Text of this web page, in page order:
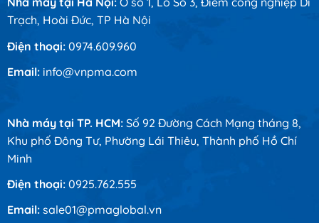
Trạch, Hoài Đức, TP Hà Nội
Điện thoại: 0974.609.960
Email:info@vnpma.com
Nhà máy tại TP. HCM:Số 92 Đường Cách Mạng tháng 8,
Khu phố Đông Tư, Phường Lái Thiêu, Thành phố Hồ Chí
Minh
Điện thoại: 0925.762.555
Email:sale01@pmaglobal.vn